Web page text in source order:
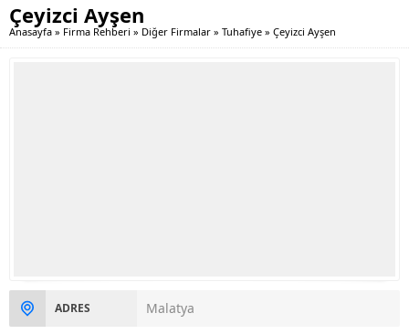
Çeyizci Ayşen
Anasayfa » Firma Rehberi » Diğer Firmalar » Tuhafiye » Çeyizci Ayşen
ADRES Malatya